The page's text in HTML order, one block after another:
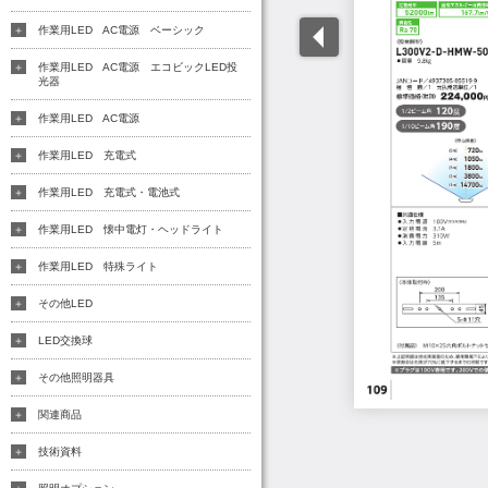
作業用LED AC電源 ベーシック
作業用LED AC電源 エコビックLED投
光器
作業用LED AC電源
作業用LED 充電式
作業用LED 充電式・電池式
作業用LED 懐中電灯・ヘッドライト
作業用LED 特殊ライト
その他LED
LED交換球
その他照明器具
関連商品
技術資料